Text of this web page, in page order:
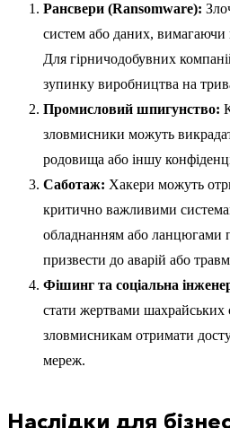
Рансвери (Ransomware):
систем або даних, вимагаючи
Для гірничодобувних
зупинку виробництва на
Промисловий шпигунство:
зловмисники можуть
родовища або іншу
Саботаж: Хакери можуть
критично важливими
обладнанням або ланцюгами
призвести до аварій або
Фішинг та соціальна
стати жертвами шахрайських
зловмисникам отримати
мереж.
Наслідки для